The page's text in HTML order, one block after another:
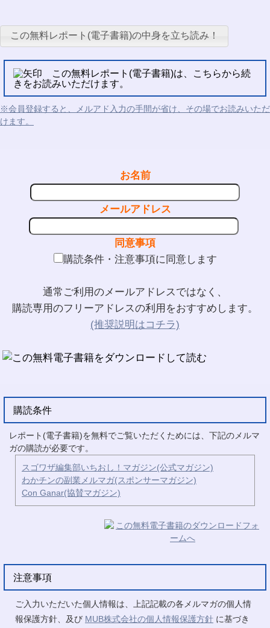
この無料レポート(電子書籍)の中身を立ち読み！
この無料レポート(電子書籍)は、こちらから続
きをお読みいただけます。
※会員登録すると、メルアド入力の手間が省け、その場でお読みいただ
けます。
お名前
メールアドレス
同意事項
購読条件・注意事項に同意します
通常ご利用のメールアドレスではなく、
購読専用のフリーアドレスの利用をおすすめします。
(推奨説明はコチラ)
購読条件
レポート(電子書籍)を無料でご覧いただくためには、下記のメルマ
ガの購読が必要です。
スゴワザ編集部いちおし！マガジン(公式マガジン)
わかチンの副業メルマガ(スポンサーマガジン)
Con Ganar(協賛マガジン)
注意事項
ご入力いただいた個人情報は、上記記載の各メルマガの個人情
報保護方針、及び MUB株式会社の個人情報保護方針 に基づき